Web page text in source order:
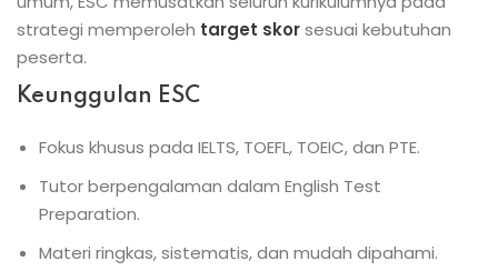
strategi memperoleh target skorsesuai kebutuhan
peserta.
Keunggulan ESC
Fokus khusus pada IELTS, TOEFL, TOEIC, dan PTE.
Tutor berpengalaman dalam English Test
Preparation.
Materi ringkas, sistematis, dan mudah dipahami.